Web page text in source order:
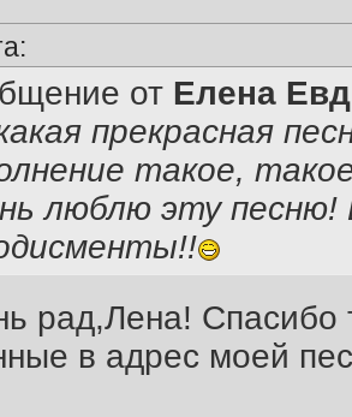
от Елена
прекрасная
такое,
люблю эту песню!
рад,Лена! Спасибо
в адрес моей